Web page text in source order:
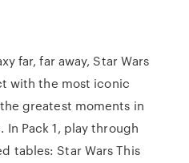
far, far away, Star Wars
with the most iconic
greatest moments in
In Pack 1, play through
tables: Star Wars This